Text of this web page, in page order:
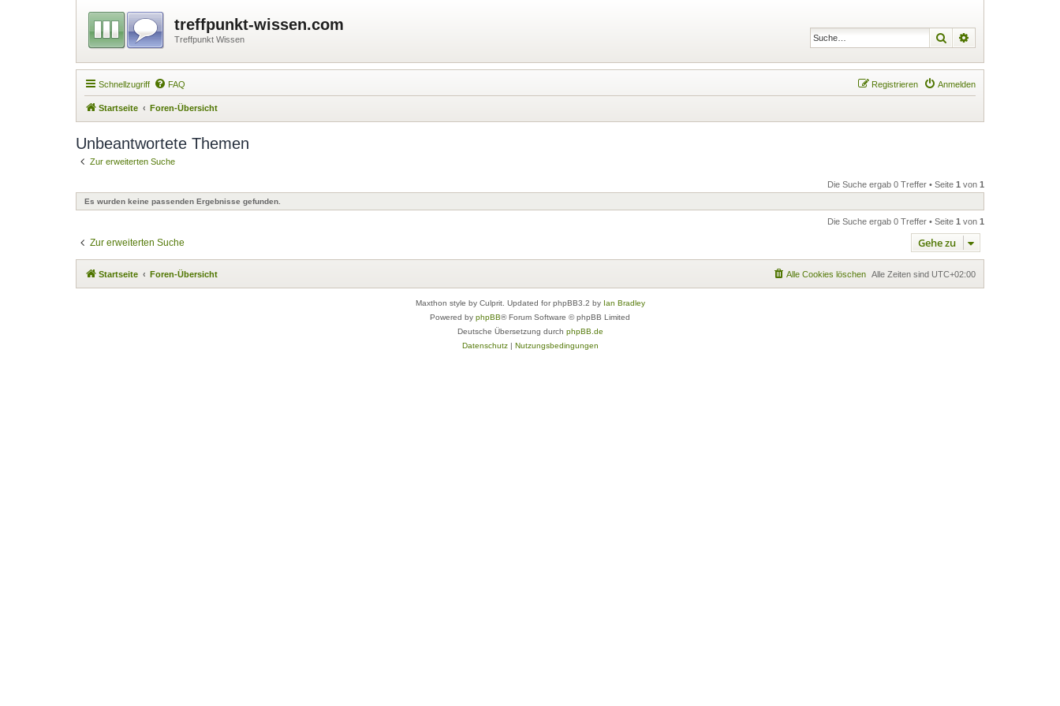
treffpunkt-wissen.com
Treffpunkt Wissen Suche
Schnellzugriff FAQ Anmelden
Registrieren
Startseite Foren-Übersicht
Unbeantwortete Themen
Zur erweiterten Suche
Die Suche ergab 0 Treffer • Seite 1 von 1
Es wurden keine passenden Ergebnisse gefunden.
Die Suche ergab 0 Treffer • Seite 1 von 1
Zur erweiterten Suche Gehe zu
Startseite Foren-Übersicht Alle Zeiten sind UTC+02:00
Alle Cookies löschen
Maxthon style by Culprit. Updated for phpBB3.2 by Ian Bradley
Powered by phpBB® Forum Software © phpBB Limited
Deutsche Übersetzung durch phpBB.de
Datenschutz| Nutzungsbedingungen